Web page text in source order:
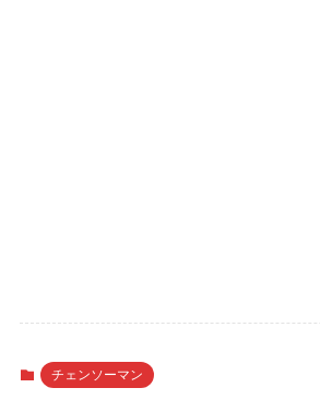
チェンソーマン